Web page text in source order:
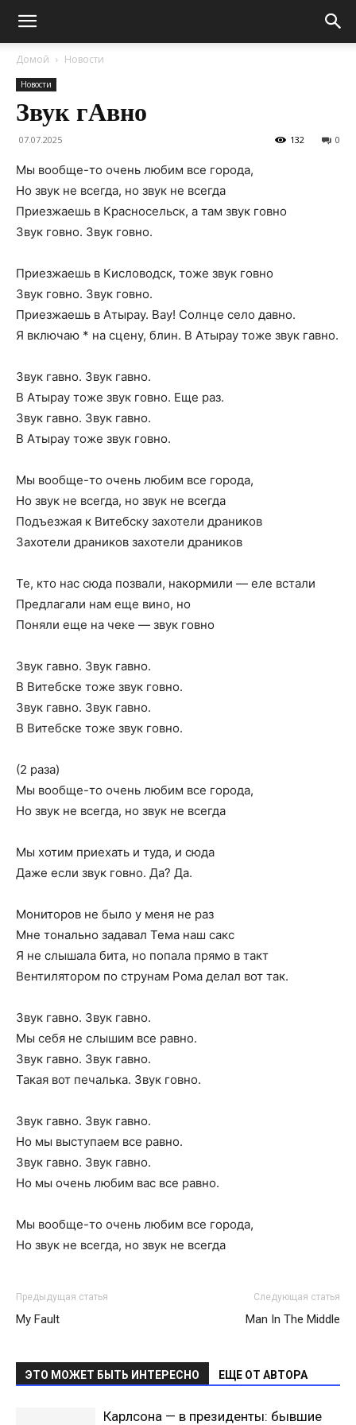
Домой Новости
Новости
Звук гАвно
07.07.2025 0
132
Мы вообще-то очень любим все города,
Но звук не всегда, но звук не всегда
Приезжаешь в Красносельск, а там звук говно
Звук говно. Звук говно.
Приезжаешь в Кисловодск, тоже звук говно
Звук говно. Звук говно.
Приезжаешь в Атырау. Вау! Солнце село давно.
Я включаю * на сцену, блин. В Атырау тоже звук гавно.
Звук гавно. Звук гавно.
В Атырау тоже звук говно. Еще раз.
Звук гавно. Звук гавно.
В Атырау тоже звук говно.
Мы вообще-то очень любим все города,
Но звук не всегда, но звук не всегда
Подъезжая к Витебску захотели драников
Захотели драников захотели драников
Те, кто нас сюда позвали, накормили — еле встали
Предлагали нам еще вино, но
Поняли еще на чеке — звук говно
Звук гавно. Звук гавно.
В Витебске тоже звук говно.
Звук гавно. Звук гавно.
В Витебске тоже звук говно.
(2 раза)
Мы вообще-то очень любим все города,
Но звук не всегда, но звук не всегда
Мы хотим приехать и туда, и сюда
Даже если звук говно. Да? Да.
Мониторов не было у меня не раз
Мне тонально задавал Тема наш сакс
Я не слышала бита, но попала прямо в такт
Вентилятором по струнам Рома делал вот так.
Звук гавно. Звук гавно.
Мы себя не слышим все равно.
Звук гавно. Звук гавно.
Такая вот печалька. Звук говно.
Звук гавно. Звук гавно.
Но мы выступаем все равно.
Звук гавно. Звук гавно.
Но мы очень любим вас все равно.
Мы вообще-то очень любим все города,
Но звук не всегда, но звук не всегда
Предыдущая статья
My Fault
Следующая статья
Man In The Middle
ЭТО МОЖЕТ БЫТЬ ИНТЕРЕСНО ЕЩЕ ОТ АВТОРА
Карлсона — в президенты: бывшие